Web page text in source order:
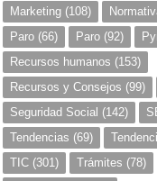
Marketing (108)
Paro (66) Paro (92)
Recursos humanos (153)
Recursos y Consejos (99)
Seguridad Social (142)
Tendencias (69)
TIC (301) Trámites (78)